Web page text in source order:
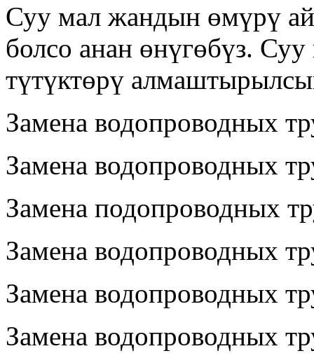
Суу мал жандын өмүрү
болсо анан өнүгөбүз.
түтүктөрү
Замена водопроводных
Замена водопроводных
Замена подопроводных
Замена водопроводных
Замена водопроводных
Замена водопроводных